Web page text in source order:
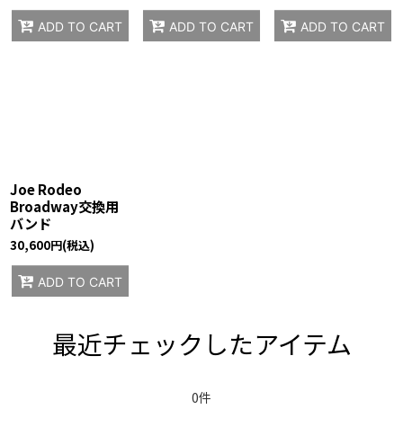
ADD TO CART ADD TO CART ADD TO CART
Joe Rodeo
Broadway交換用
バンド
30,600円(税込)
ADD TO CART
最近チェックしたアイテム
0件